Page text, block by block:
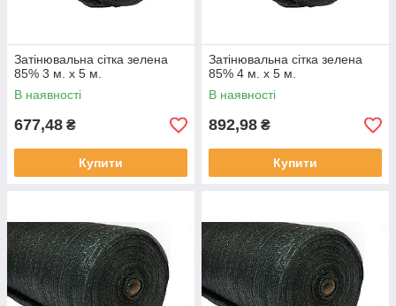
Затінювальна сітка зелена
85% 3 м. х 5 м.
В наявності
677,48 ₴
Купити
Затінювальна сітка зелена
85% 4 м. х 5 м.
В наявності
892,98 ₴
Купити